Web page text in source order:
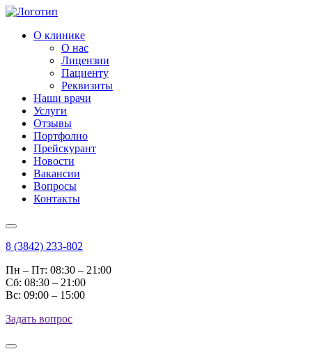
О клинике
О нас
Лицензии
Пациенту
Реквизиты
Наши врачи
Услуги
Отзывы
Портфолио
Прейскурант
Новости
Вакансии
Вопросы
Контакты
8 (3842) 233-802
Пн – Пт: 08:30 – 21:00
Cб: 08:30 – 21:00
Вс: 09:00 – 15:00
Задать вопрос